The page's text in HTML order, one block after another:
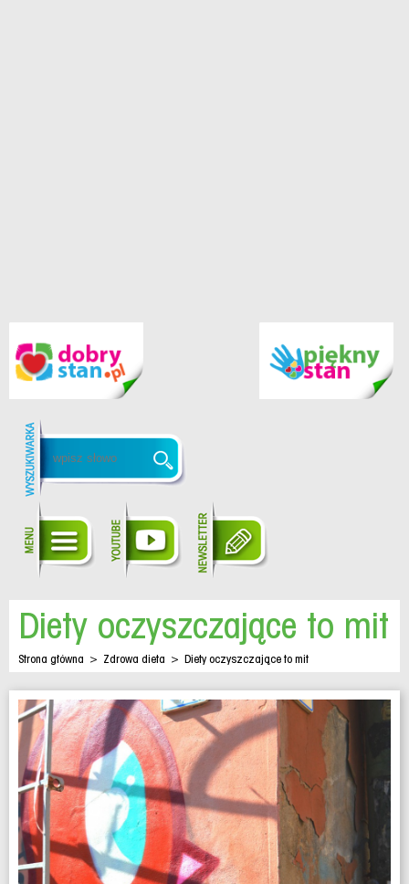
Diety oczyszczające to mit
Strona główna > Zdrowa dieta > Diety oczyszczające to mit